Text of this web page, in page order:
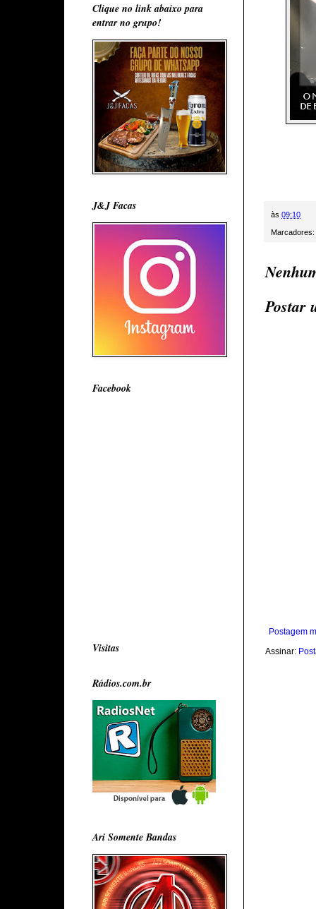
às 09:10
Marcadores:
Postar
Postagem
Assinar:
Clique no link abaixo para
entrar no grupo!
J&J Facas
Facebook
Visitas
Rádios.com.br
Ari Somente Bandas